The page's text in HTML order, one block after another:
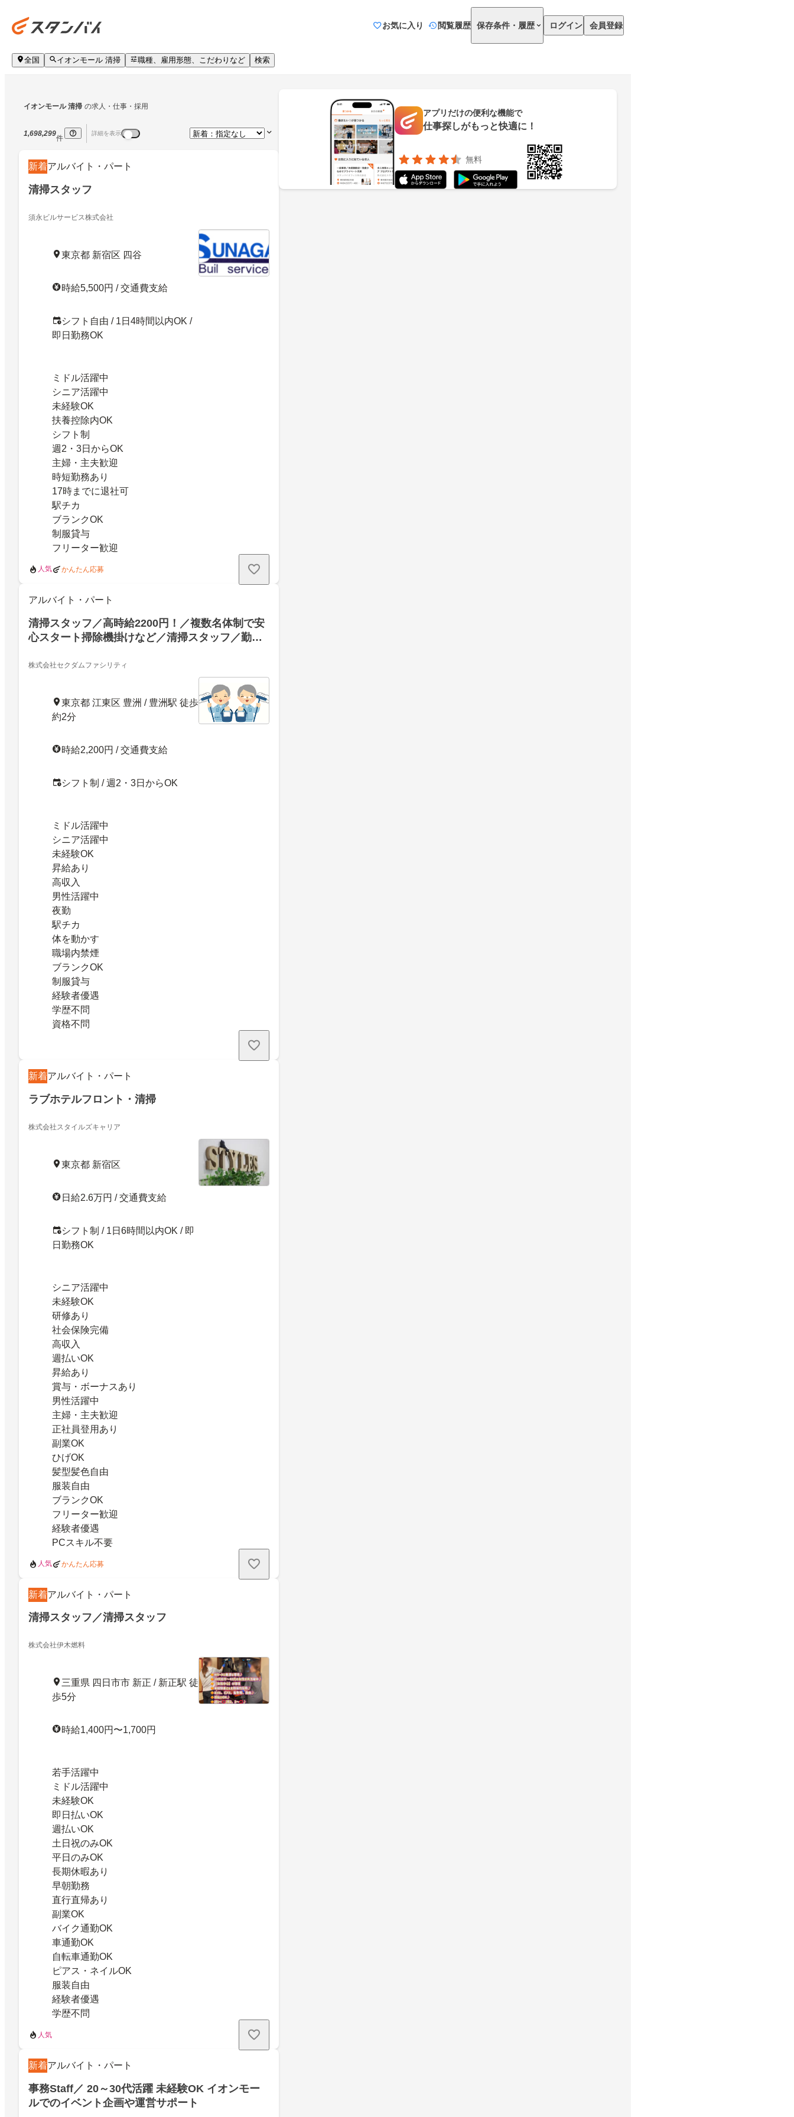
お気に入り 閲覧履歴 保存条件・履歴 ログイン 会員登録
全国 イオンモール 清掃 職種、雇用形態、こだわりなど 検索
イオンモール 清掃 の求人・仕事・採用
1,698,299
件
詳細を表示
新着アルバイト・パート
清掃スタッフ
須永ビルサービス株式会社
東京都 新宿区 四谷
時給5,500円 / 交通費支給
シフト自由 / 1日4時間以内OK /
即日勤務OK
ミドル活躍中
シニア活躍中
未経験OK
扶養控除内OK
シフト制
週2・3日からOK
主婦・主夫歓迎
時短勤務あり
17時までに退社可
駅チカ
ブランクOK
制服貸与
フリーター歓迎
人気 かんたん応募
アルバイト・パート
清掃スタッフ／高時給2200円！／複数名体制で安
心スタート掃除機掛けなど／清掃スタッフ／勤務
株式会社セクダムファシリティ
東京都 江東区 豊洲 / 豊洲駅 徒歩
約2分
時給2,200円 / 交通費支給
シフト制 / 週2・3日からOK
ミドル活躍中
シニア活躍中
未経験OK
昇給あり
高収入
男性活躍中
夜勤
駅チカ
体を動かす
職場内禁煙
ブランクOK
制服貸与
経験者優遇
学歴不問
資格不問
新着アルバイト・パート
ラブホテルフロント・清掃
株式会社スタイルズキャリア
東京都 新宿区
日給2.6万円 / 交通費支給
シフト制 / 1日6時間以内OK / 即
日勤務OK
シニア活躍中
未経験OK
研修あり
社会保険完備
高収入
週払いOK
昇給あり
賞与・ボーナスあり
男性活躍中
主婦・主夫歓迎
正社員登用あり
副業OK
ひげOK
髪型髪色自由
服装自由
ブランクOK
フリーター歓迎
経験者優遇
PCスキル不要
人気 かんたん応募
新着アルバイト・パート
清掃スタッフ／清掃スタッフ
株式会社伊木燃料
三重県 四日市市 新正 / 新正駅 徒
歩5分
時給1,400円〜1,700円
若手活躍中
ミドル活躍中
未経験OK
即日払いOK
週払いOK
土日祝のみOK
平日のみOK
長期休暇あり
早朝勤務
直行直帰あり
副業OK
バイク通勤OK
車通勤OK
自転車通勤OK
ピアス・ネイルOK
服装自由
経験者優遇
学歴不問
人気
新着アルバイト・パート
事務Staff／ 20～30代活躍 未経験OK イオンモー
ルでのイベント企画や運営サポート
アプリだけの便利な機能で
仕事探しがもっと快適に！
無料